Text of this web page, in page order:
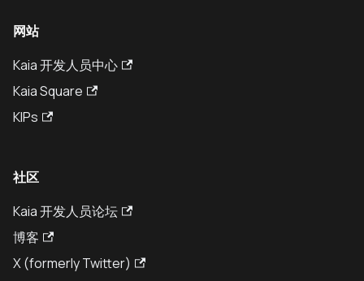
网站
Kaia 开发人员中心
Kaia Square
KIPs
社区
Kaia 开发人员论坛
博客
X (formerly Twitter)